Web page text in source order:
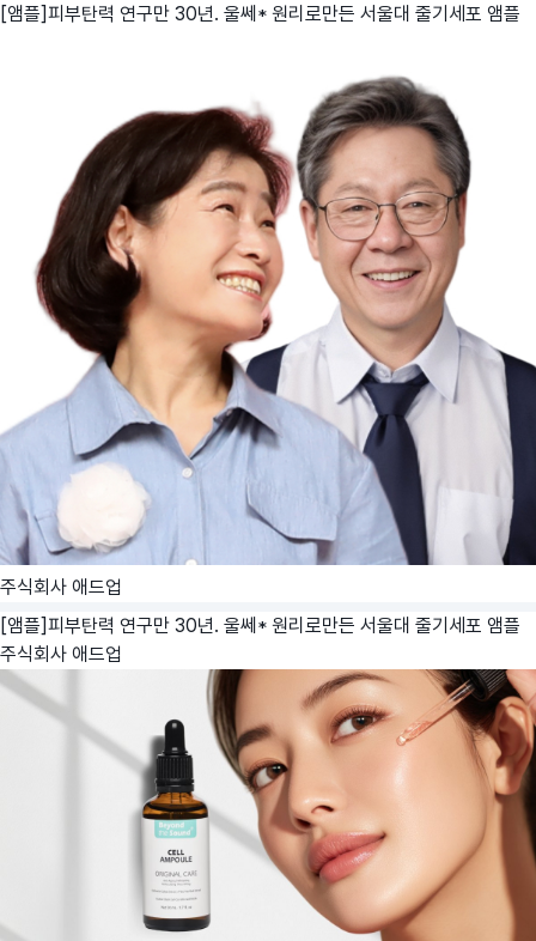
[앰플]피부탄력 연구만 30년. 울쎄* 원리로만든 서울대 줄기세포 앰플
주식회사 애드업
[앰플]피부탄력 연구만 30년. 울쎄* 원리로만든 서울대 줄기세포 앰플
주식회사 애드업